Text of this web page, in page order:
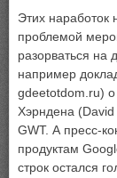
Этих наработок
проблемой
разорваться на
например
gdeetotdom.ru) о
Хэрндена
GWT. А пресс-
продуктам
строк остался